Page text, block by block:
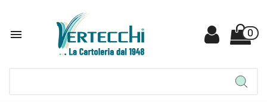
 0